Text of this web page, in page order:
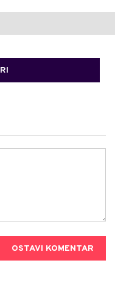
OSTAVI KOMENTAR